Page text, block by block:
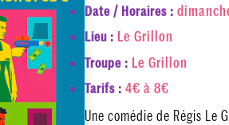
Date / Horaires :
Lieu : Le Grillon
Troupe : Le Grillon
Tarifs : 4€ à 8€
Une comédie de Régis